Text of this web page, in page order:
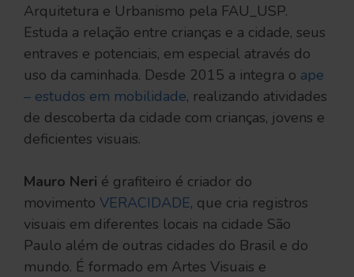
Arquitetura e Urbanismo pela FAU_USP.
Estuda a relação entre crianças e a cidade, seus
entraves e potenciais, em especial através do
uso da caminhada. Desde 2015 a integra o ape
– estudos em mobilidade, realizando atividades
de descoberta da cidade com crianças, jovens e
deficientes visuais.
Mauro Neri é grafiteiro é criador do
movimento VERACIDADE, que cria registros
visuais em diferentes locais na cidade São
Paulo além de outras cidades do Brasil e do
mundo. É formado em Artes Visuais e